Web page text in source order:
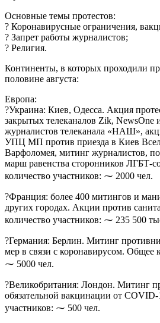
Основные темы протестов:
? Коронавирусные ограничения,
? Запрет работы журналистов;
? Религия.
Континенты, в которых проходили
половине августа:
Европа:
?Украина: Киев, Одесса. Акция
закрытых телеканалов Zik, NewsOne
журналистов телеканала «НАШ»,
УПЦ МП против приезда в Киев
Варфоломея, митинг журналистов,
марш равенства сторонников ЛГБТ-
количество участников: ⁓ 2000 чел.
?Франция: более 400 митингов и
других городах. Акции против
количество участников: ⁓ 235 500
?Германия: Берлин. Митинг
мер в связи с коронавирусом. Общее
⁓ 5000 чел.
?Великобритания: Лондон. Митинг
обязательной вакцинации от
участников: ⁓ 500 чел.